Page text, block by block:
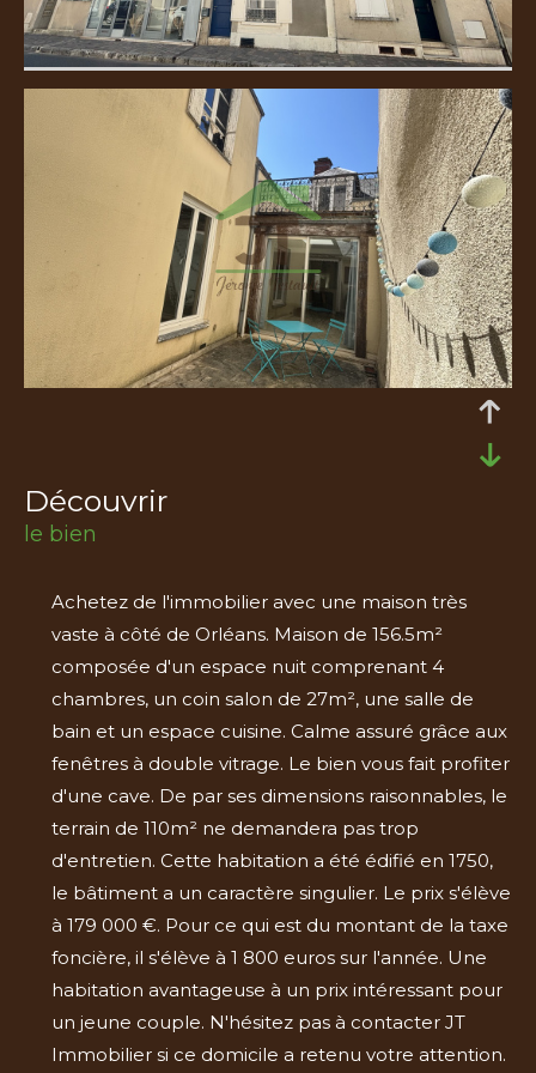
découvrir
le bien
Achetez de l'immobilier avec une maison très
vaste à côté de Orléans. Maison de 156.5m²
composée d'un espace nuit comprenant 4
chambres, un coin salon de 27m², une salle de
bain et un espace cuisine. Calme assuré grâce aux
fenêtres à double vitrage. Le bien vous fait profiter
d'une cave. De par ses dimensions raisonnables, le
terrain de 110m² ne demandera pas trop
d'entretien. Cette habitation a été édifié en 1750,
le bâtiment a un caractère singulier. Le prix s'élève
à 179 000 €. Pour ce qui est du montant de la taxe
foncière, il s'élève à 1 800 euros sur l'année. Une
habitation avantageuse à un prix intéressant pour
un jeune couple. N'hésitez pas à contacter JT
Immobilier si ce domicile a retenu votre attention.